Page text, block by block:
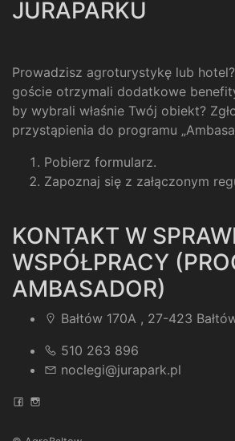
JURAPARKU
Prowadzisz agroturystykę lub
goście otrzymali dodatkowe
by wybrali właśnie Twój obiekt?
przystąpienia do programu
Pobierz formularz.
Zapoznaj się z załączonym
KONTAKT W
WSPÓŁPRACY
AMBASADOR)
Bałtów 170A , 27-423
510 263 896
noclegi@jurapark.pl